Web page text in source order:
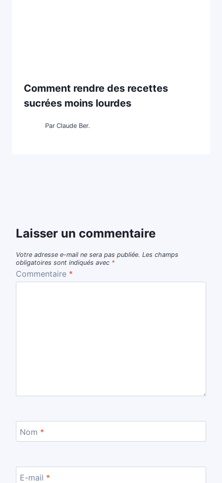
Comment rendre des recettes
sucrées moins lourdes
Par Claude Ber.
Laisser un commentaire
Votre adresse e-mail ne sera pas publiée. Les champs
obligatoires sont indiqués avec *
Commentaire *
Nom *
E-mail *